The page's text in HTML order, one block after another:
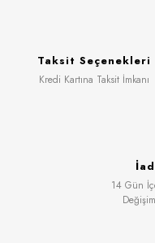
Taksit Seçenekleri
Kredi Kartına Taksit İmkanı
14 Gün